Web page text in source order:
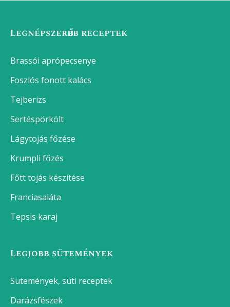
Legnépszerűbb receptek
Brassói aprópecsenye
Foszlós fonott kalács
Tejberizs
Sertéspörkölt
Lágytojás főzése
Krumpli főzés
Főtt tojás készítése
Franciasaláta
Tepsis karaj
Legjobb sütemények
Sütemények, süti receptek
Darázsfészek